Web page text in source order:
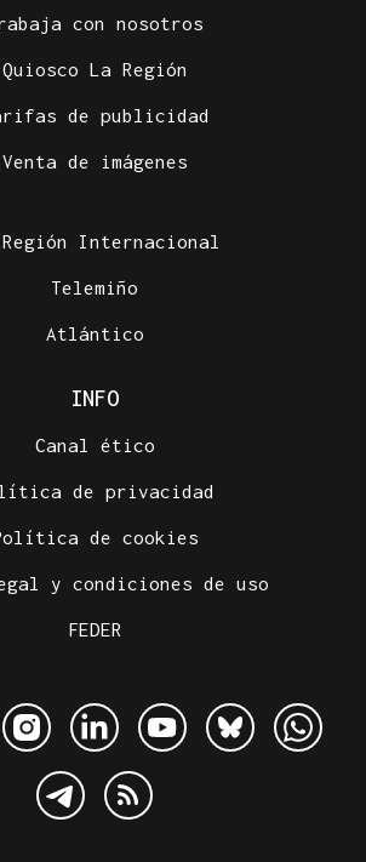
con nosotros
Quiosco La Región
de publicidad
Venta de imágenes
Internacional
Telemiño
Atlántico
INFO
Canal ético
de privacidad
de cookies
y condiciones de uso
FEDER